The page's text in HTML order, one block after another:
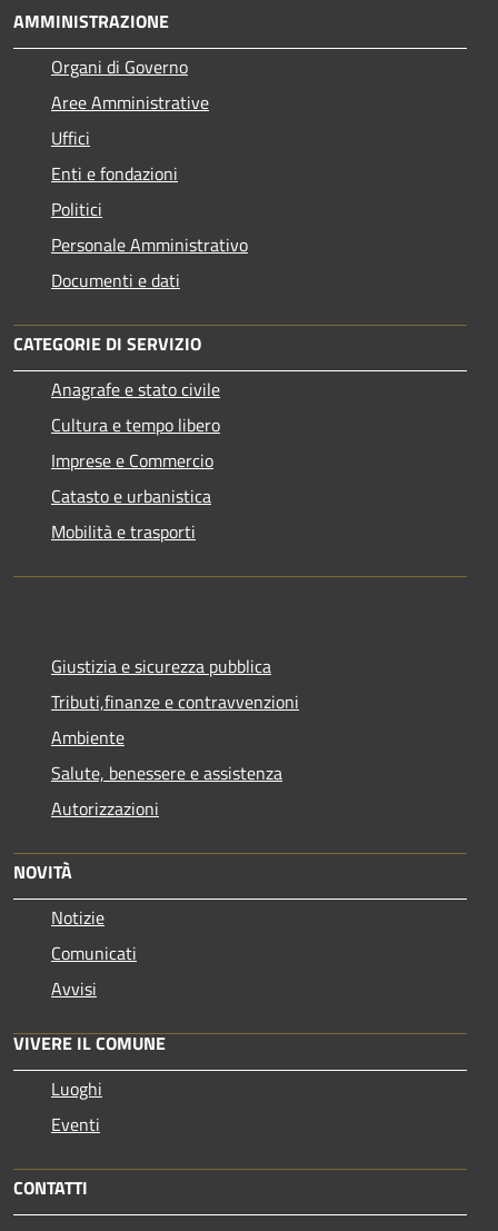
AMMINISTRAZIONE
Organi di Governo
Aree Amministrative
Uffici
Enti e fondazioni
Politici
Personale Amministrativo
Documenti e dati
CATEGORIE DI SERVIZIO
Anagrafe e stato civile
Cultura e tempo libero
Imprese e Commercio
Catasto e urbanistica
Mobilità e trasporti
Giustizia e sicurezza pubblica
Tributi,finanze e contravvenzioni
Ambiente
Salute, benessere e assistenza
Autorizzazioni
NOVITÀ
Notizie
Comunicati
Avvisi
VIVERE IL COMUNE
Luoghi
Eventi
CONTATTI